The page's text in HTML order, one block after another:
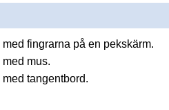
fingrarna på en pekskärm.
mus.
tangentbord.